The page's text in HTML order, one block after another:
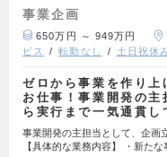
事業企画
650万円 ～ 949万円
ビス
転勤なし 土日祝休
ゼロから事業を作り上
お仕事！事業開発の
ら実行まで一気通貫
事業開発の主担当として、企画
【具体的な業務内容】 ・新た